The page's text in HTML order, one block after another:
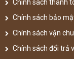
Chính sách thanh
Chính sách bảo
Chính sách vận
Chính sách đổi trả